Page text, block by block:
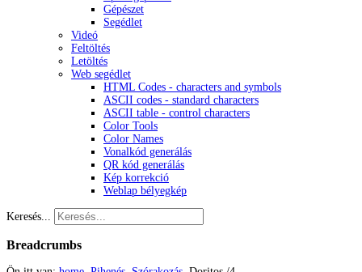
Gépészet
Segédlet
Videó
Feltöltés
Letöltés
Web segédlet
HTML Codes - characters and symbols
ASCII codes - standard characters
ASCII table - control characters
Color Tools
Color Names
Vonalkód generálás
QR kód generálás
Kép korrekció
Weblap bélyegkép
Keresés...
Breadcrumbs